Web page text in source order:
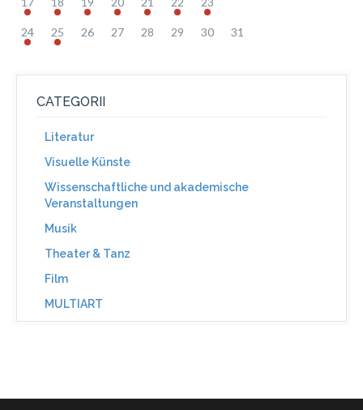
24 25 26 27 28 29 30 31
CATEGORII
Literatur
Visuelle Künste
Wissenschaftliche und akademische
Veranstaltungen
Musik
Theater & Tanz
Film
MULTIART